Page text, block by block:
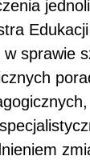
sprawie